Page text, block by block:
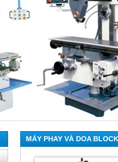
MÁY PHAY VÀ DOA